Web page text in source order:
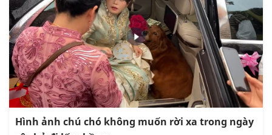
Hình ảnh chú chó không muốn rời xa trong ngày